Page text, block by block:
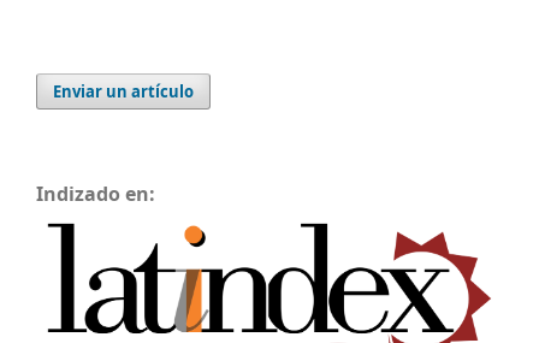
Enviar un artículo
Indizado en: